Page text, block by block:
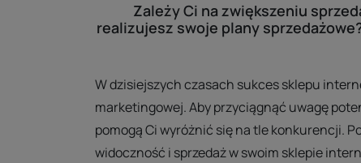
Zależy Ci na zwiększeniu
realizujesz swoje plany
W dzisiejszych czasach sukces sklepu
marketingowej. Aby przyciągnąć uwagę
pomogą Ci wyróżnić się na tle konkurencji.
widoczność i sprzedaż w swoim sklepie